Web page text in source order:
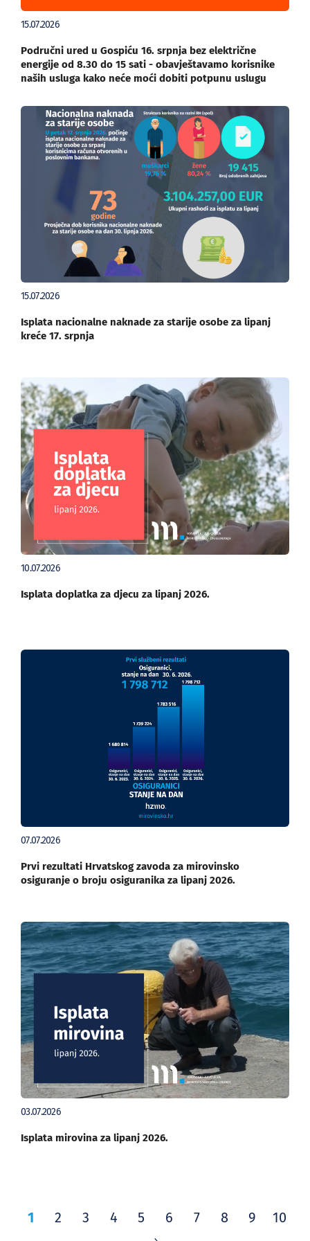
15.07.2026
Područni ured u Gospiću 16. srpnja bez električne
energije od 8.30 do 15 sati - obavještavamo korisnike
naših usluga kako neće moći dobiti potpunu uslugu
15.07.2026
Isplata nacionalne naknade za starije osobe za lipanj
kreće 17. srpnja
10.07.2026
Isplata doplatka za djecu za lipanj 2026.
07.07.2026
Prvi rezultati Hrvatskog zavoda za mirovinsko
osiguranje o broju osiguranika za lipanj 2026.
03.07.2026
Isplata mirovina za lipanj 2026.
1 2 3 4 5 6 7 8 9 10